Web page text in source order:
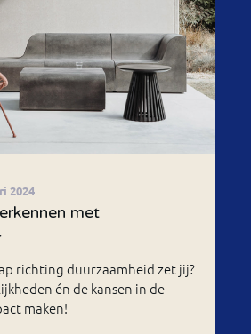
2024
met
richting duurzaamheid zet jij?
én de kansen in de
maken!